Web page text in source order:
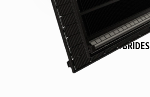
MODULES HYBRIDES